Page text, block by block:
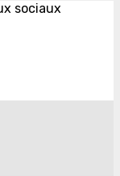
sociaux